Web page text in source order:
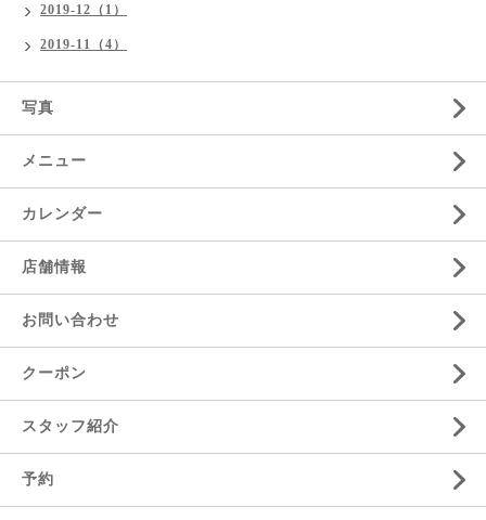
2019-12（1）
2019-11（4）
写真
メニュー
カレンダー
店舗情報
お問い合わせ
クーポン
スタッフ紹介
予約